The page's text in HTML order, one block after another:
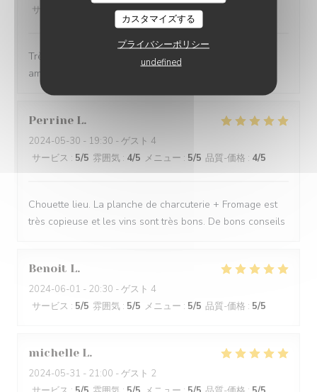
カスタマイズする
プライバシーポリシー
undefined
サービス
雰囲気:5/5 メニュー:5/5
Très bonnes bouteilles, produits de super qualité,
ambiance cosy et animée
Perrine L
2024-05-30 - 19:30 - ゲスト 4
サービス : 5/5 雰囲気 : 4/5 メニュー : 5/5 品質-価格 : 4/5
Chouette lieu. La planche de charcuterie + Fromage est
très copieuse et les vins sont très bons. De bons conseils
Benoit L
2024-06-01 - 20:30 - ゲスト 4
サービス : 5/5 雰囲気 : 5/5 メニュー : 5/5 品質-価格 : 5/5
michelle L
2024-05-31 - 21:00 - ゲスト 2